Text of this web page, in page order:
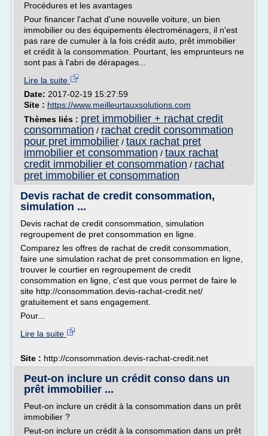
Procédures et les avantages
Pour financer l'achat d'une nouvelle voiture, un bien
immobilier ou des équipements électroménagers, il n'est
pas rare de cumuler à la fois crédit auto, prêt immobilier
et crédit à la consommation. Pourtant, les emprunteurs ne
sont pas à l'abri de dérapages...
Lire la suite
Date: 2017-02-19 15:27:59
Site : https://www.meilleurtauxsolutions.com
Thèmes liés : pret immobilier + rachat credit
consommation / rachat credit consommation
pour pret immobilier / taux rachat pret
immobilier et consommation / taux rachat
credit immobilier et consommation / rachat
pret immobilier et consommation
Devis rachat de credit consommation,
simulation ...
Devis rachat de credit consommation, simulation
regroupement de pret consommation en ligne.
Comparez les offres de rachat de credit consommation,
faire une simulation rachat de pret consommation en ligne,
trouver le courtier en regroupement de credit
consommation en ligne, c'est que vous permet de faire le
site http://consommation.devis-rachat-credit.net/
gratuitement et sans engagement.
Pour...
Lire la suite
Site : http://consommation.devis-rachat-credit.net
Peut-on inclure un crédit conso dans un
prêt immobilier ...
Peut-on inclure un crédit à la consommation dans un prêt
immobilier ?
Peut-on inclure un crédit à la consommation dans un prêt